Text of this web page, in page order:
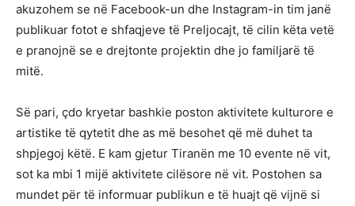
akuzohem se në Facebook-un dhe Instagram-in tim janë
publikuar fotot e shfaqjeve të Preljocajt, të cilin këta vetë
e pranojnë se e drejtonte projektin dhe jo familjarë të
mitë.
Së pari, çdo kryetar bashkie poston aktivitete kulturore e
artistike të qytetit dhe as më besohet që më duhet ta
shpjegoj këtë. E kam gjetur Tiranën me 10 evente në vit,
sot ka mbi 1 mijë aktivitete cilësore në vit. Postohen sa
mundet për të informuar publikun e të huajt që vijnë si